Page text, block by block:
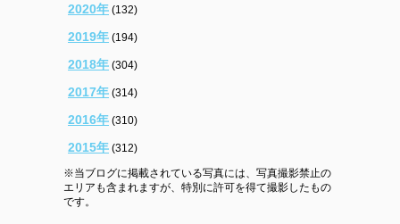
2020年 (132)
2019年 (194)
2018年 (304)
2017年 (314)
2016年 (310)
2015年 (312)
※当ブログに掲載されている写真には、写真撮影禁止の
エリアも含まれますが、特別に許可を得て撮影したもの
です。